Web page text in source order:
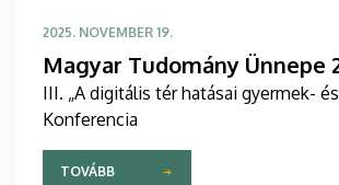
2025. NOVEMBER 19.
Magyar Tudomány Ünnepe
III. „A digitális tér hatásai gyermek-
Konferencia
TOVÁBB